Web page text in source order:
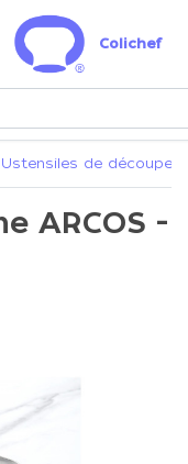
Colichef
Ustensiles de découpe
ARCOS -